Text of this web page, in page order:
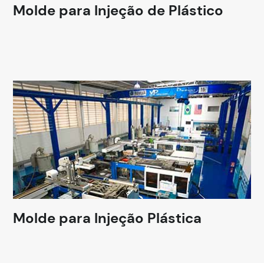
Molde para Injeção de Plástico
Molde para Injeção Plástica